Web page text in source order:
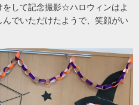
して記念撮影☆ハロウィンはよ
でいただけたようで、笑顔がい